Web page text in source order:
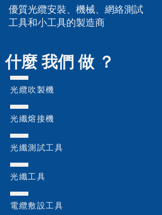
優質光纜安裝、機械、網絡測試
工具和小工具的製造商
什麼 我們 做 ？
光纜吹製機
光纖熔接機
光纖測試工具
光纖工具
電纜敷設工具